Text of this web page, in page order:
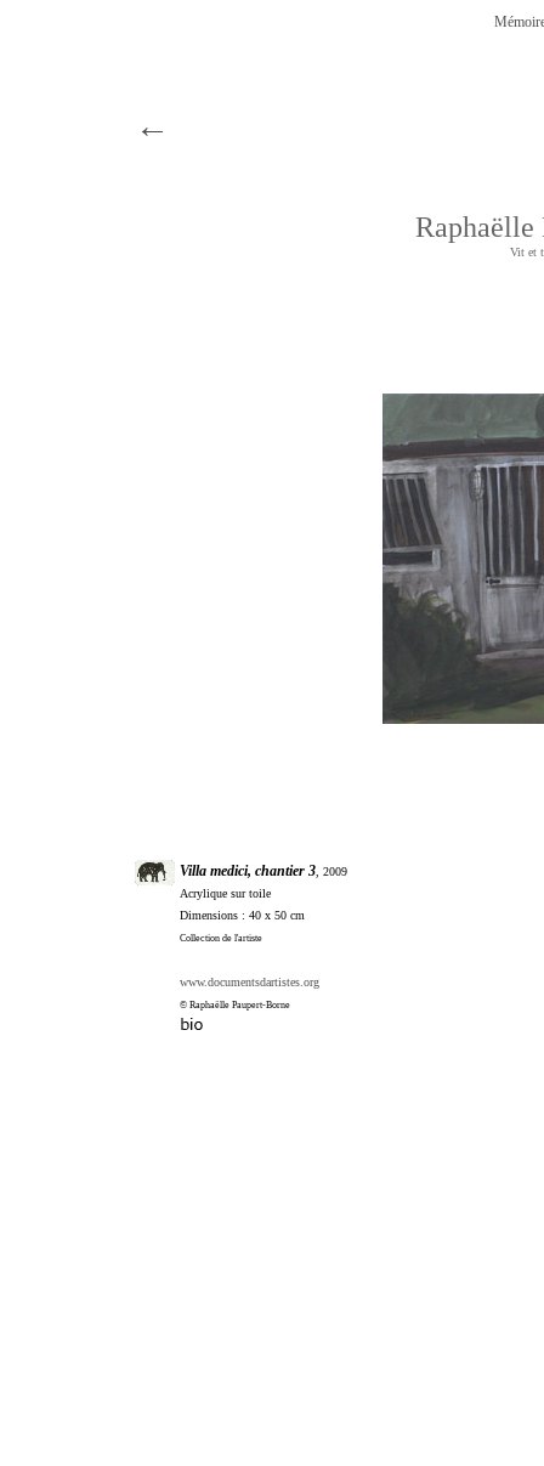
←
Raphaëlle
Vit et
Villa medici, chantier 3 , 2009
Acrylique sur toile
Dimensions : 40 x 50 cm
Collection de l'artiste
www.documentsdartistes.org
© Raphaëlle Paupert-Borne